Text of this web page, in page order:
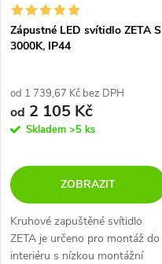
Zápustné LED svítidlo ZETA S
3000K, IP44
od 1 739,67 Kč bez DPH
od 2 105 Kč
Skladem >5 ks
ZOBRAZIT
Kruhové zapuštěné svítidlo
ZETA je určeno pro montáž do
interiéru s nízkou montážní